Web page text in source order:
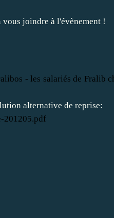
vous joindre à l'évènement !
- les salariés de Fralib
alternative de reprise:
201205.pdf